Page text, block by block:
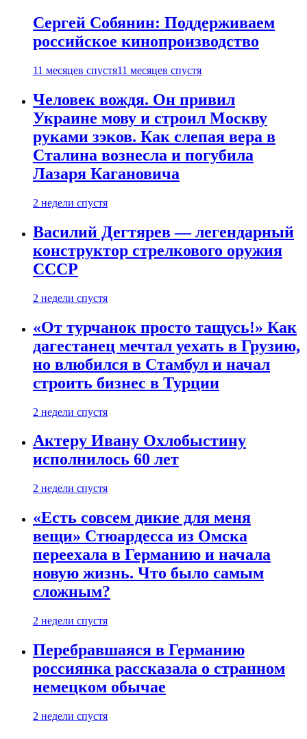
Сергей Собянин: Поддерживаем
российское кинопроизводство
11 месяцев спустя11 месяцев спустя
Человек вождя. Он привил
Украине мову и строил Москву
руками зэков. Как слепая вера в
Сталина вознесла и погубила
Лазаря Кагановича
2 недели спустя
Василий Дегтярев — легендарный
конструктор стрелкового оружия
СССР
2 недели спустя
«От турчанок просто тащусь!» Как
дагестанец мечтал уехать в Грузию,
но влюбился в Стамбул и начал
строить бизнес в Турции
2 недели спустя
Актеру Ивану Охлобыстину
исполнилось 60 лет
2 недели спустя
«Есть совсем дикие для меня
вещи» Стюардесса из Омска
переехала в Германию и начала
новую жизнь. Что было самым
сложным?
2 недели спустя
Перебравшаяся в Германию
россиянка рассказала о странном
немецком обычае
2 недели спустя